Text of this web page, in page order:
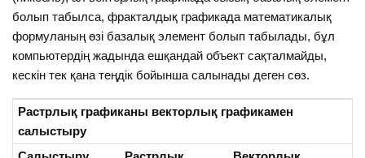
болып табылса, фракталдық графикада математикалық
формуланың өзі базалық элемент болып табылады, бұл
компьютердің жадында ешқандай объект сақталмайды,
кескін тек қана теңдік бойынша салынады деген сөз.
Растрлық графиканы векторлық графикамен
салыстыру